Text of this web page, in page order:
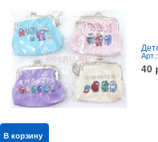
40
В корзину